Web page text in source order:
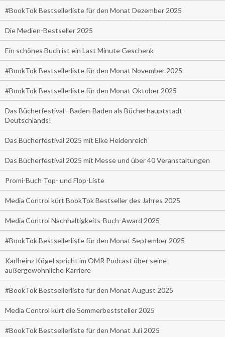
#BookTok Bestsellerliste für den Monat Dezember 2025
Die Medien-Bestseller 2025
Ein schönes Buch ist ein Last Minute Geschenk
#BookTok Bestsellerliste für den Monat November 2025
#BookTok Bestsellerliste für den Monat Oktober 2025
Das Bücherfestival - Baden-Baden als Bücherhauptstadt
Deutschlands!
Das Bücherfestival 2025 mit Elke Heidenreich
Das Bücherfestival 2025 mit Messe und über 40 Veranstaltungen
Promi-Buch Top- und Flop-Liste
Media Control kürt BookTok Bestseller des Jahres 2025
Media Control Nachhaltigkeits-Buch-Award 2025
#BookTok Bestsellerliste für den Monat September 2025
Karlheinz Kögel spricht im OMR Podcast über seine
außergewöhnliche Karriere
#BookTok Bestsellerliste für den Monat August 2025
Media Control kürt die Sommerbeststeller 2025
#BookTok Bestsellerliste für den Monat Juli 2025